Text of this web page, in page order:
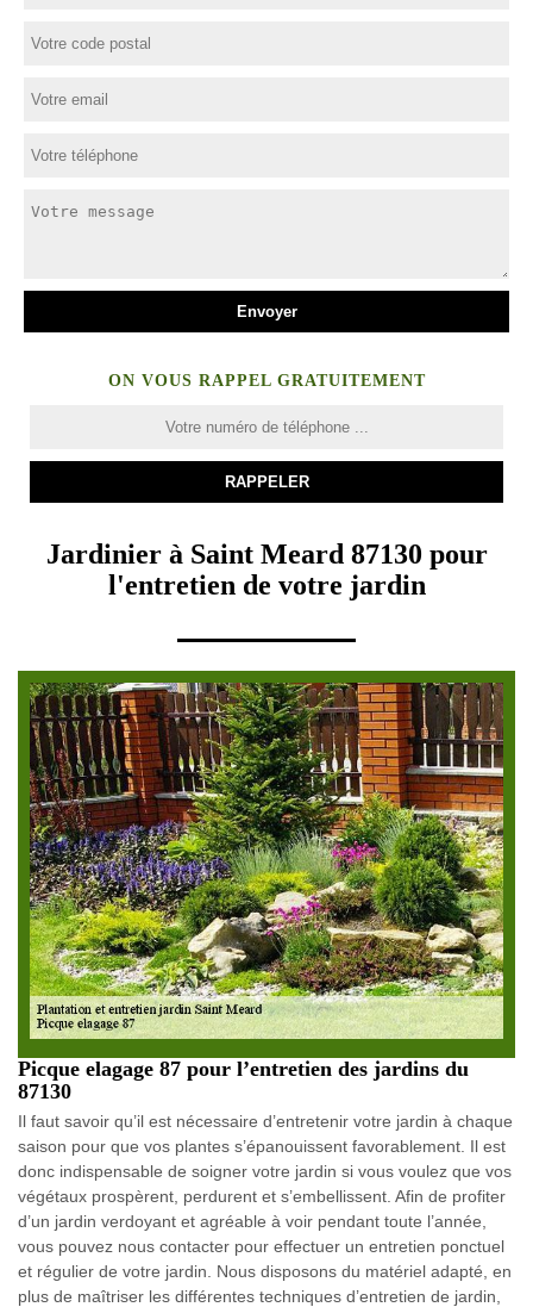
ON VOUS RAPPEL GRATUITEMENT
Jardinier à Saint Meard 87130 pour
l'entretien de votre jardin
Picque elagage 87 pour l’entretien des jardins du
87130
Il faut savoir qu’il est nécessaire d’entretenir votre jardin à chaque
saison pour que vos plantes s’épanouissent favorablement. Il est
donc indispensable de soigner votre jardin si vous voulez que vos
végétaux prospèrent, perdurent et s’embellissent. Afin de profiter
d’un jardin verdoyant et agréable à voir pendant toute l’année,
vous pouvez nous contacter pour effectuer un entretien ponctuel
et régulier de votre jardin. Nous disposons du matériel adapté, en
plus de maîtriser les différentes techniques d’entretien de jardin,